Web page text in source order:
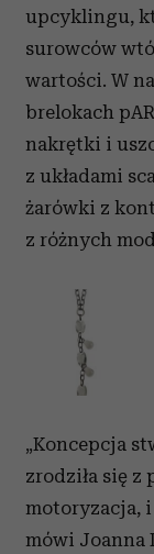
upcyklingu,
surowców
wartości. W
brelokach
nakrętki i
z układami
żarówki z
z różnych
„Koncepcja
zrodziła się z
motoryzacja,
mówi Joanna